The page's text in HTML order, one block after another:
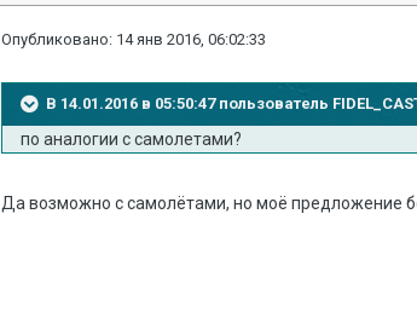
Опубликовано: 14 янв 2016, 06:02:33
В 14.01.2016 в 05:50:47 пользователь
по аналогии с самолетами?
Да возможно с самолётами, но моё предложение